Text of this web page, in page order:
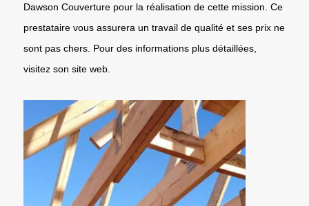
Dawson Couverture pour la réalisation de cette mission. Ce
prestataire vous assurera un travail de qualité et ses prix ne
sont pas chers. Pour des informations plus détaillées,
visitez son site web.